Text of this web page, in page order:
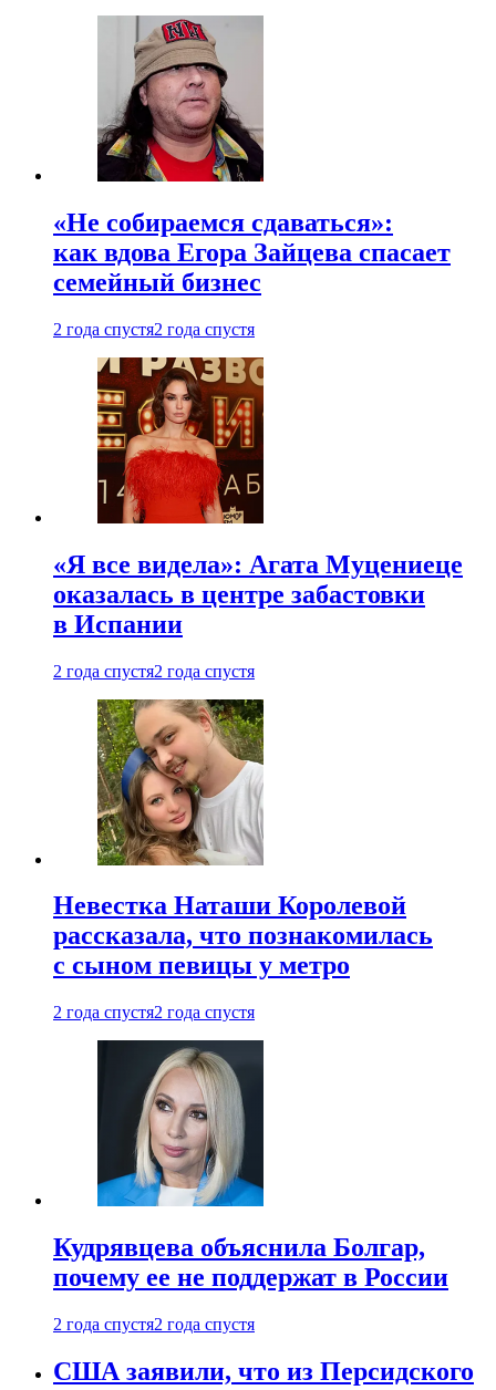
«Не собираемся сдаваться»:
как вдова Егора Зайцева спасает
семейный бизнес
2 года спустя2 года спустя
«Я все видела»: Агата Муцениеце
оказалась в центре забастовки
в Испании
2 года спустя2 года спустя
Невестка Наташи Королевой
рассказала, что познакомилась
с сыном певицы у метро
2 года спустя2 года спустя
Кудрявцева объяснила Болгар,
почему ее не поддержат в России
2 года спустя2 года спустя
США заявили, что из Персидского